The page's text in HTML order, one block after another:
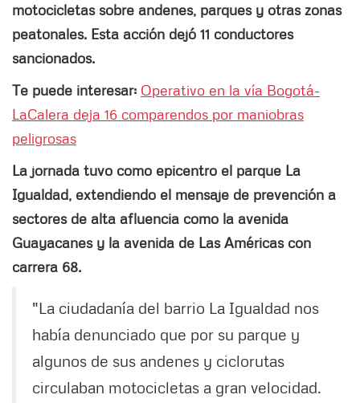
motocicletas sobre andenes, parques y otras zonas
peatonales. Esta acción dejó 11 conductores
sancionados.
Te puede interesar: Operativo en la vía Bogotá-
LaCalera deja 16 comparendos por maniobras
peligrosas
La jornada tuvo como epicentro el parque La
Igualdad, extendiendo el mensaje de prevención a
sectores de alta afluencia como la avenida
Guayacanes y la avenida de Las Américas con
carrera 68.
"La ciudadanía del barrio La Igualdad nos
había denunciado que por su parque y
algunos de sus andenes y ciclorutas
circulaban motocicletas a gran velocidad.